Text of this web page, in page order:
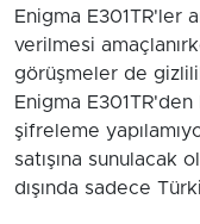
Enigma E301TR'ler
verilmesi
görüşmeler de
Enigma
şifreleme
satışına sunulacak
dışında sadece